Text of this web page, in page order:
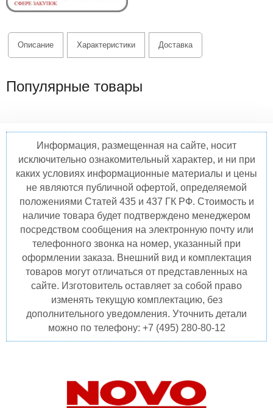
Описание Характеристики Доставка
Популярные товары
Информация, размещенная на сайте, носит
исключительно ознакомительный характер, и ни при
каких условиях информационные материалы и цены
не являются публичной офертой, определяемой
положениями Статей 435 и 437 ГК РФ. Стоимость и
наличие товара будет подтверждено менеджером
посредством сообщения на электронную почту или
телефонного звонка на номер, указанный при
оформлении заказа. Внешний вид и комплектация
товаров могут отличаться от представленных на
сайте. Изготовитель оставляет за собой право
изменять текущую комплектацию, без
дополнительного уведомления. Уточнить детали
можно по телефону: +7 (495) 280-80-12